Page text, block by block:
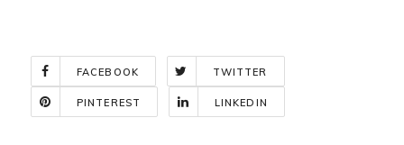
FACEBOOK TWITTER
PINTEREST LINKEDIN